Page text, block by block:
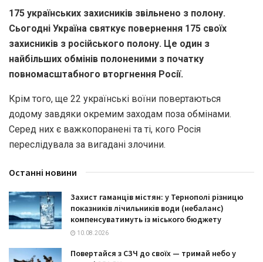
175 українських захисників звільнено з полону.
Сьогодні Україна святкує повернення 175 своїх
захисників з російського полону. Це один з
найбільших обмінів полоненими з початку
повномасштабного вторгнення Росії.
Крім того, ще 22 українські воїни повертаються
додому завдяки окремим заходам поза обмінами.
Серед них є важкопоранені та ті, кого Росія
переслідувала за вигадані злочини.
Останні новини
Захист гаманців містян: у Тернополі різницю
показників лічильників води (небаланс)
компенсуватимуть із міського бюджету
10.08.2026
Повертайся з СЗЧ до своїх — тримай небо у